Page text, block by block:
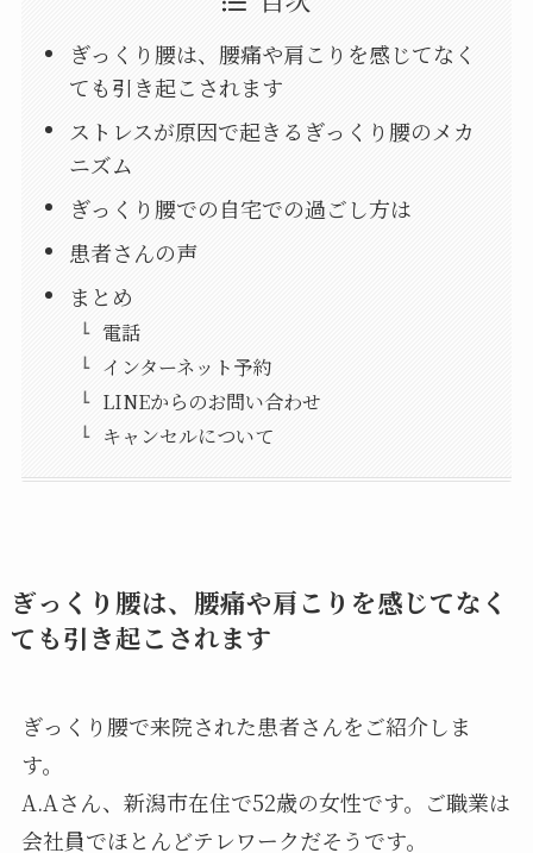
ぎっくり腰は、腰痛や肩こりを感じてなく
ても引き起こされます
ストレスが原因で起きるぎっくり腰のメカ
ニズム
ぎっくり腰での自宅での過ごし方は
患者さんの声
まとめ
電話
インターネット予約
LINEからのお問い合わせ
キャンセルについて
ぎっくり腰は、腰痛や肩こりを感じてなく
ても引き起こされます
ぎっくり腰で来院された患者さんをご紹介しま
す。
A.Aさん、新潟市在住で52歳の女性です。ご職業は
会社員でほとんどテレワークだそうです。